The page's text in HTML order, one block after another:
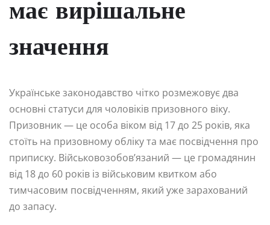
має вирішальне
значення
Українське законодавство чітко розмежовує два
основні статуси для чоловіків призовного віку.
Призовник — це особа віком від 17 до 25 років, яка
стоїть на призовному обліку та має посвідчення про
приписку. Військовозобов’язаний — це громадянин
від 18 до 60 років із військовим квитком або
тимчасовим посвідченням, який уже зарахований
до запасу.